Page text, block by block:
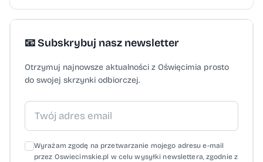
📧 Subskrybuj nasz newsletter
Otrzymuj najnowsze aktualności z Oświęcimia prosto
do swojej skrzynki odbiorczej.
Wyrażam zgodę na przetwarzanie mojego adresu e-mail
przez Oswiecimskie.pl w celu wysyłki newslettera, zgodnie z